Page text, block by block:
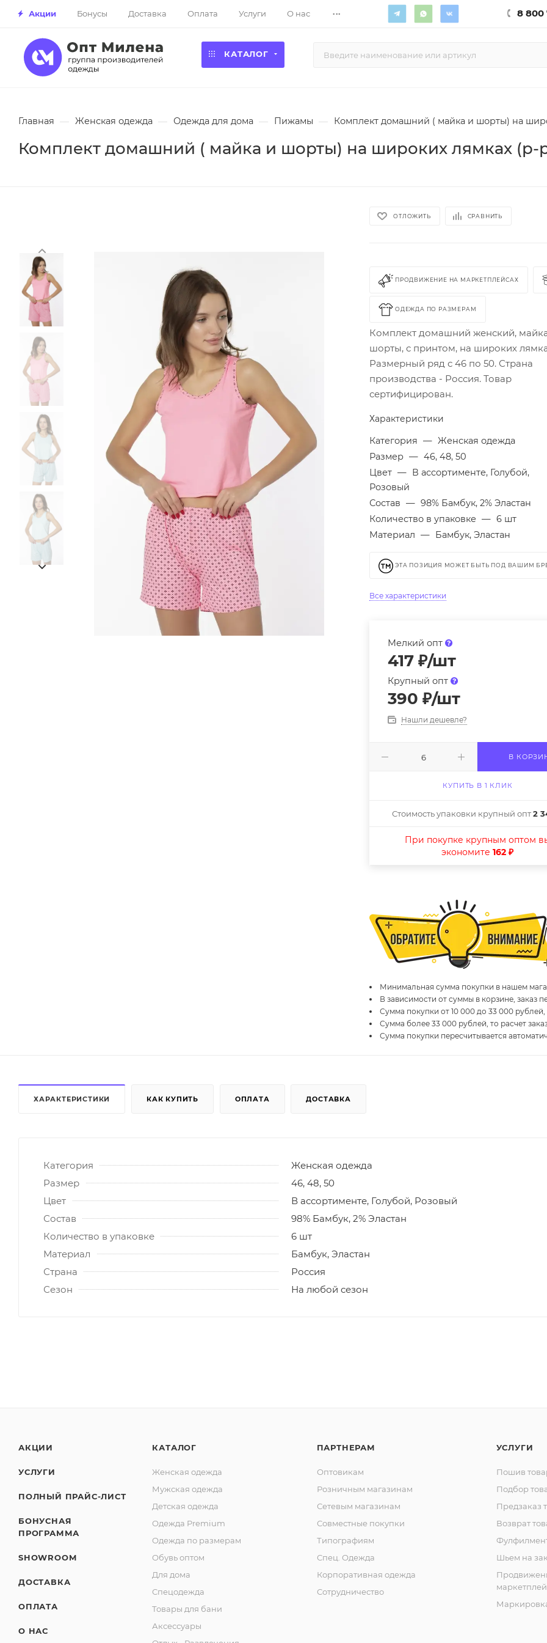
Акции Бонусы Доставка Оплата Услуги О нас ... 8 800
КАТАЛОГ
Главная — Женская одежда — Одежда для дома — Пижамы — Комплект домашний ( майка и шорты) на
Комплект домашний ( майка и шорты) на широких лямках (р-
ОТЛОЖИТЬ СРАВНИТЬ
ПРОДВИЖЕНИЕ НА МАРКЕТПЛЕЙСАХ
ОДЕЖДА ПО РАЗМЕРАМ
Комплект домашний женский,
шорты, с принтом, на широких
Размерный ряд с 46 по 50. Страна
производства - Россия. Товар
сертифицирован.
Характеристики
Категория — Женская одежда
Размер — 46, 48, 50
Цвет — В ассортименте, Голубой,
Розовый
Состав — 98% Бамбук, 2% Эластан
Количество в упаковке — 6 шт
Материал — Бамбук, Эластан
ЭТА ПОЗИЦИЯ МОЖЕТ БЫТЬ ПОД ВАШИМ
Все характеристики
Мелкий опт
417 ₽/шт
Крупный опт
390 ₽/шт
Нашли дешевле?
В
КУПИТЬ В 1 КЛИК
Стоимость упаковки крупный опт2
При покупке крупным оптом
экономите162 ₽
Минимальная сумма покупки в нашем
В зависимости от суммы в корзине, заказ
Сумма покупки от 10 000 до 33 000 рублей,
Сумма более 33 000 рублей, то расчет
Сумма покупки пересчитывается
ХАРАКТЕРИСТИКИ КАК КУПИТЬ ОПЛАТА ДОСТАВКА
Категория
Женская одежда
Размер
46, 48, 50
Цвет
В ассортименте, Голубой, Розовый
Состав
98% Бамбук, 2% Эластан
Количество в упаковке
6 шт
Материал
Бамбук, Эластан
Страна
Россия
Сезон
На любой сезон
АКЦИИ
УСЛУГИ
ПОЛНЫЙ ПРАЙС-ЛИСТ
БОНУСНАЯ
ПРОГРАММА
SHOWROOM
ДОСТАВКА
ОПЛАТА
О НАС
КАТАЛОГ
Женская одежда
Мужская одежда
Детская одежда
Одежда Premium
Одежда по размерам
Обувь оптом
Для дома
Спецодежда
Товары для бани
Аксессуары
ПАРТНЕРАМ
Оптовикам
Розничным магазинам
Сетевым магазинам
Совместные покупки
Типографиям
Спец. Одежда
Корпоративная одежда
Сотрудничество
УСЛУГИ
Пошив
Подбор
Предзаказ
Возврат
Шьем на